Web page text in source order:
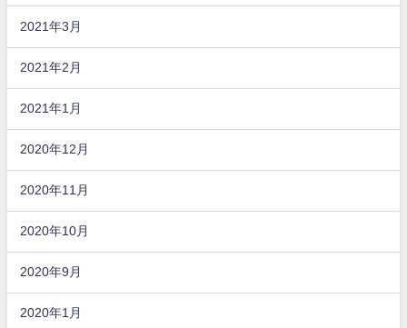
2021年3月
2021年2月
2021年1月
2020年12月
2020年11月
2020年10月
2020年9月
2020年1月